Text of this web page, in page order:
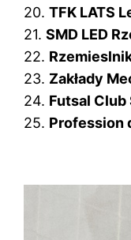
20.TFK LATS
21.SMD LED
22.
23. Zakłady
24. Futsal Club
25. Profession